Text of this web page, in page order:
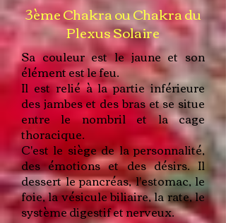
3ème Chakra ou Chakra du
Plexus Solaire
Sa couleur est le jaune et son
élément est le feu.
Il est relié à la partie inférieure
des jambes et des bras et se situe
entre le nombril et la cage
thoracique.
C'est le siège de la personnalité,
des émotions et des désirs. Il
dessert le pancréas, l'estomac, le
foie, la vésicule biliaire, la rate, le
système digestif et nerveux.